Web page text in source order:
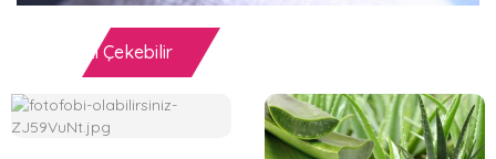
İlginizi Çekebilir